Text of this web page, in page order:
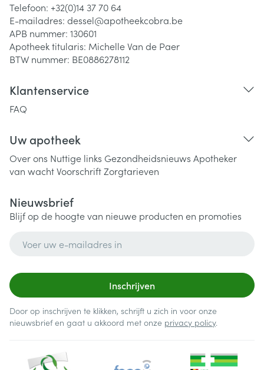
Telefoon: +32(0)14 37 70 64
E-mailadres: dessel@apotheekcobra.be
APB nummer: 130601
Apotheek titularis: Michelle Van de Paer
BTW nummer: BE0886278112
Klantenservice
FAQ
Uw apotheek
Over ons Nuttige links Gezondheidsnieuws Apotheker
van wachtVoorschriftZorgtarieven
Nieuwsbrief
Blijf op de hoogte van nieuwe producten en promoties
Inschrijven
Door op inschrijven te klikken, schrijft u zich in voor onze
nieuwsbrief en gaat u akkoord met onze privacy policy.